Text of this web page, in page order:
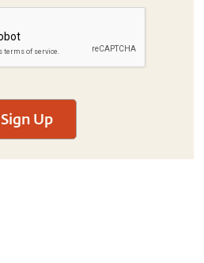
Sign Up